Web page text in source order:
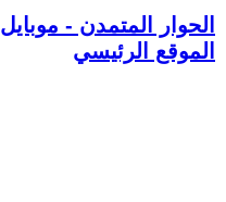
الحوار المتمدن - موبايل
الموقع الرئيسي